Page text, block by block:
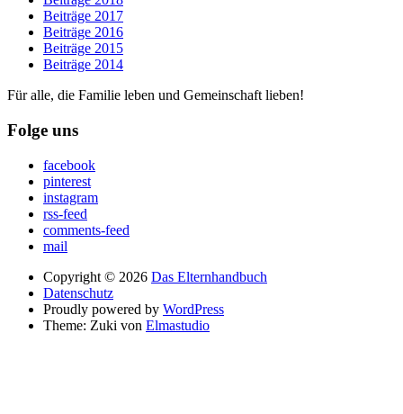
Beiträge 2017
Beiträge 2016
Beiträge 2015
Beiträge 2014
Für alle, die Familie leben und Gemeinschaft lieben!
Folge uns
facebook
pinterest
instagram
rss-feed
comments-feed
mail
Copyright © 2026 Das Elternhandbuch
Datenschutz
Proudly powered by WordPress
Theme: Zuki von Elmastudio